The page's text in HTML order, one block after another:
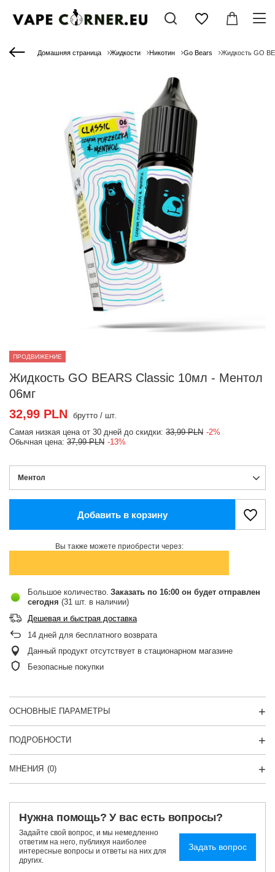
Домашняя страница Жидкости Никотин Go Bears Жидкость GO
ПРОДВИЖЕНИЕ
Жидкость GO BEARS Classic 10мл - Ментол
06мг
Ментол
32,99 PLN брутто / шт.
Самая низкая цена от 30 дней до скидки: 33,99 PLN -2%
Обычная цена: 37,99 PLN -13%
Добавить в корзину
Вы также можете приобрести через:
Большое количество Заказать по 16:00 он будет отправлен
сегодня (31 шт. в наличии)
Дешевая и быстрая доставка
14 дней для бесплатного возврата
Данный продукт отсутствует в стационарном магазине
Безопасные покупки
ОСНОВНЫЕ ПАРАМЕТРЫ
ПОДРОБНОСТИ
МНЕНИЯ (0)
Нужна помощь? У вас есть вопросы?
Задайте свой вопрос, и мы немедленно
ответим на него, публикуя наиболее
интересные вопросы и ответы на них для
других.
Задать вопрос